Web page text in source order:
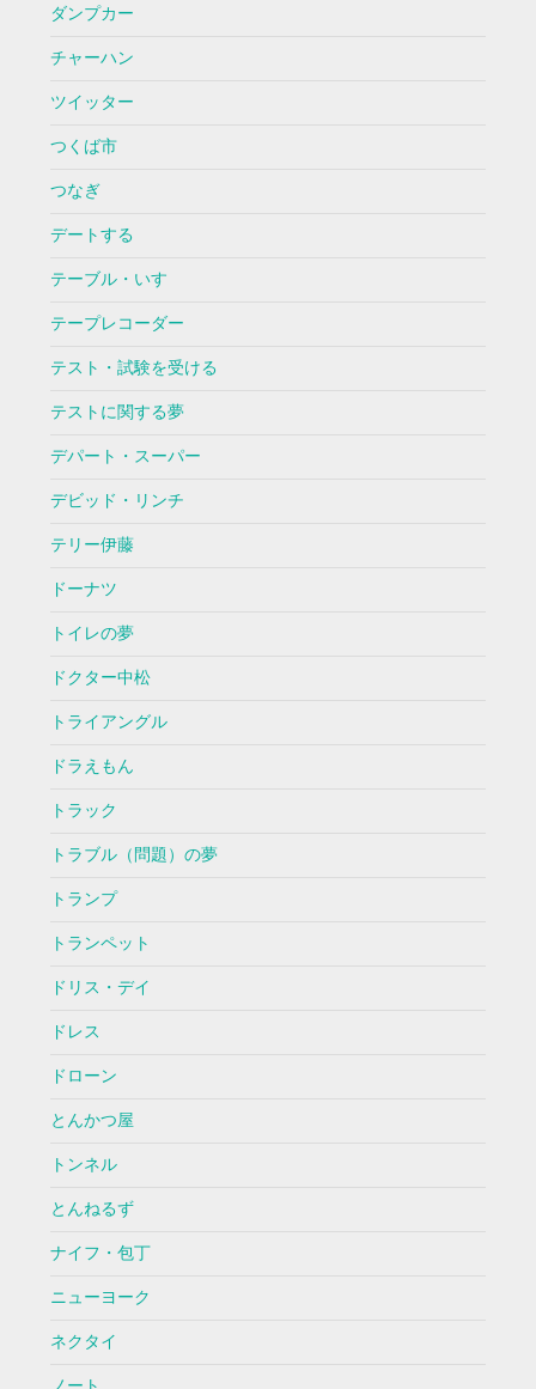
ダンプカー
チャーハン
ツイッター
つくば市
つなぎ
デートする
テーブル・いす
テープレコーダー
テスト・試験を受ける
テストに関する夢
デパート・スーパー
デビッド・リンチ
テリー伊藤
ドーナツ
トイレの夢
ドクター中松
トライアングル
ドラえもん
トラック
トラブル（問題）の夢
トランプ
トランペット
ドリス・デイ
ドレス
ドローン
とんかつ屋
トンネル
とんねるず
ナイフ・包丁
ニューヨーク
ネクタイ